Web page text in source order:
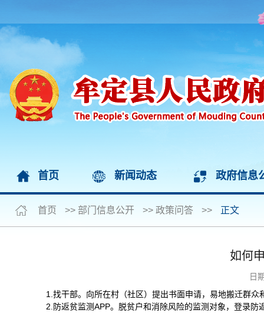
首页 新闻动态 政府信息
首页 >> 部门信息公开 >> 政策问答 >> 正文
如何
日
1.找干部。向所在村（社区）提出书面申请，易地搬迁群
2.防返贫监测APP。脱贫户和消除风险的监测对象，登录防